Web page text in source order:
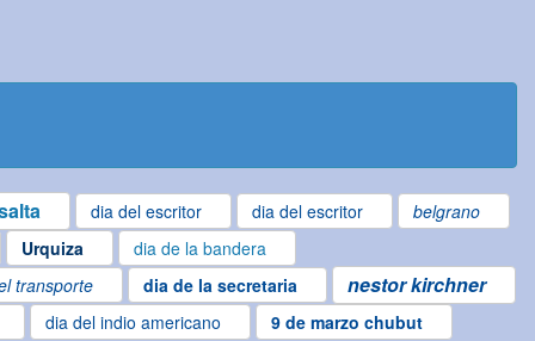
dia del escritor dia del escritor
belgrano
Urquiza dia de la bandera
transporte dia de la secretaria nestor kirchner
dia del indio americano
9 de marzo chubut